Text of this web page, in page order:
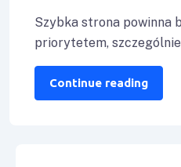
Szybka strona powinna
priorytetem,
chcemy dostać jak
stron zostaje
Continue reading